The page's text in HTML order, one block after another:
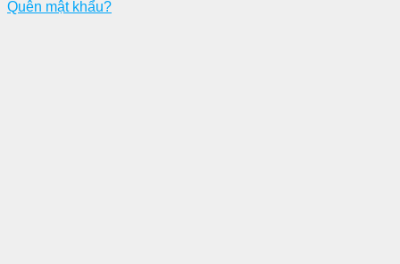
Quên mật khẩu?